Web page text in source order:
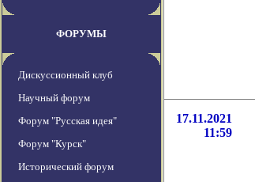
ФОРУМЫ
Дискуссионный клуб
Научный форум
Форум "Русская идея"
Форум "Курск"
Исторический форум
17.11.2021
11:59